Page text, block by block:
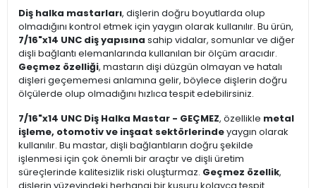
Diş halka mastarları, dişlerin doğru boyutlarda olup
olmadığını kontrol etmek için yaygın olarak kullanılır. Bu ürün,
7/16"x14 UNC diş yapısına sahip vidalar, somunlar ve diğer
dişli bağlantı elemanlarında kullanılan bir ölçüm aracıdır.
Geçmez özelliği, mastarın dişi düzgün olmayan ve hatalı
dişleri geçememesi anlamına gelir, böylece dişlerin doğru
ölçülerde olup olmadığını hızlıca tespit edebilirsiniz.
7/16"x14 UNC Diş Halka Mastar - GEÇMEZ, özellikle metal
işleme, otomotiv ve inşaat sektörlerindeyaygın olarak
kullanılır. Bu mastar, dişli bağlantıların doğru şekilde
işlenmesi için çok önemli bir araçtır ve dişli üretim
süreçlerinde kalitesizlik riski oluşturmaz. Geçmez özellik,